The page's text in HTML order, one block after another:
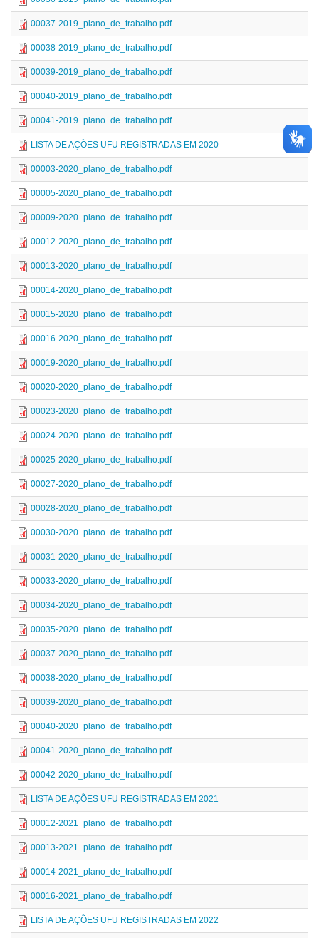
00037-2019_plano_de_trabalho.pdf
00038-2019_plano_de_trabalho.pdf
00039-2019_plano_de_trabalho.pdf
00040-2019_plano_de_trabalho.pdf
00041-2019_plano_de_trabalho.pdf
LISTA DE AÇÕES UFU REGISTRADAS EM 2020
00003-2020_plano_de_trabalho.pdf
00005-2020_plano_de_trabalho.pdf
00009-2020_plano_de_trabalho.pdf
00012-2020_plano_de_trabalho.pdf
00013-2020_plano_de_trabalho.pdf
00014-2020_plano_de_trabalho.pdf
00015-2020_plano_de_trabalho.pdf
00016-2020_plano_de_trabalho.pdf
00019-2020_plano_de_trabalho.pdf
00020-2020_plano_de_trabalho.pdf
00023-2020_plano_de_trabalho.pdf
00024-2020_plano_de_trabalho.pdf
00025-2020_plano_de_trabalho.pdf
00027-2020_plano_de_trabalho.pdf
00028-2020_plano_de_trabalho.pdf
00030-2020_plano_de_trabalho.pdf
00031-2020_plano_de_trabalho.pdf
00033-2020_plano_de_trabalho.pdf
00034-2020_plano_de_trabalho.pdf
00035-2020_plano_de_trabalho.pdf
00037-2020_plano_de_trabalho.pdf
00038-2020_plano_de_trabalho.pdf
00039-2020_plano_de_trabalho.pdf
00040-2020_plano_de_trabalho.pdf
00041-2020_plano_de_trabalho.pdf
00042-2020_plano_de_trabalho.pdf
LISTA DE AÇÕES UFU REGISTRADAS EM 2021
00012-2021_plano_de_trabalho.pdf
00013-2021_plano_de_trabalho.pdf
00014-2021_plano_de_trabalho.pdf
00016-2021_plano_de_trabalho.pdf
LISTA DE AÇÕES UFU REGISTRADAS EM 2022